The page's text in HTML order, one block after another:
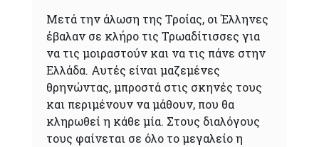
Μετά την άλωση της Τροίας, οι Έλληνες
έβαλαν σε κλήρο τις Τρωαδίτισσες για
να τις μοιραστούν και να τις πάνε στην
Ελλάδα. Αυτές είναι μαζεμένες
θρηνώντας, μπροστά στις σκηνές τους
και περιμένουν να μάθουν, που θα
κληρωθεί η κάθε μία. Στους διαλόγους
τους φαίνεται σε όλο το μεγαλείο η